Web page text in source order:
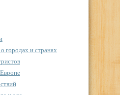
городах и странах